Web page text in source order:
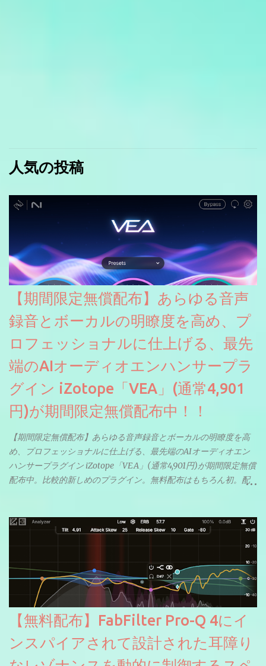
人気の投稿
【期間限定無償配布】あらゆる音声
録音とボーカルの明瞭度を高め、プ
ロフェッショナルに仕上げる、最先
端のAIオーディオエンハンサープラ
グイン iZotope「VEA」(通常4,901
円)が期間限定無償配布中！！
【期間限定無償配布】あらゆる音声録音とボーカルの明瞭度を高
め、プロフェッショナルに仕上げる、最先端のAIオーディオエン
ハンサープラグイン iZotope「VEA」(通常4,901円)が期間限定無償
配布中。比較的新しめのプラグイン。無料配布はもちろん初。配
【無料配布】FabFilter Pro-Q 4にイ
ンスパイアされて設計された耳障り